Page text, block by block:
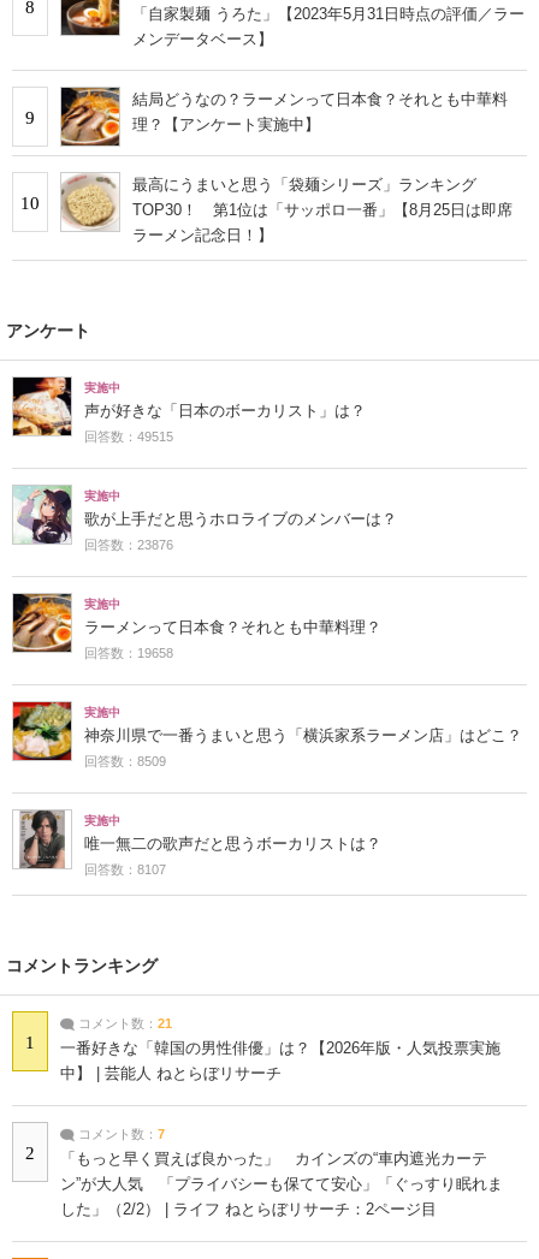
8
「自家製麺 うろた」【2023年5月31日時点の評価／ラー
メンデータベース】
9
結局どうなの？ラーメンって日本食？それとも中華料
理？【アンケート実施中】
10
最高にうまいと思う「袋麺シリーズ」ランキング
TOP30！ 第1位は「サッポロ一番」【8月25日は即席
ラーメン記念日！】
アンケート
実施中
声が好きな「日本のボーカリスト」は？
回答数：49515
実施中
歌が上手だと思うホロライブのメンバーは？
回答数：23876
実施中
ラーメンって日本食？それとも中華料理？
回答数：19658
実施中
神奈川県で一番うまいと思う「横浜家系ラーメン店」はどこ？
回答数：8509
実施中
唯一無二の歌声だと思うボーカリストは？
回答数：8107
コメントランキング
1
コメント数： 21
一番好きな「韓国の男性俳優」は？【2026年版・人気投票実施
中】 | 芸能人 ねとらぼリサーチ
2
コメント数： 7
「もっと早く買えば良かった」 カインズの“車内遮光カーテ
ン”が大人気 「プライバシーも保てて安心」「ぐっすり眠れま
した」（2/2） | ライフ ねとらぼリサーチ：2ページ目